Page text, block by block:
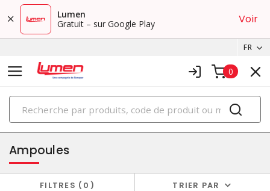
Lumen
Gratuit – sur Google Play
Voir
FR
0
PRODUITS
éclairage
Ampoules
FILTRES 0 TRIER PAR